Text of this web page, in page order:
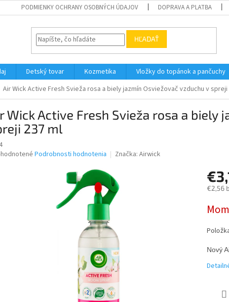
PODMIENKY OCHRANY OSOBNÝCH ÚDAJOV DOPRAVA A PLATBA
HĽADAŤ
Detský tovar Kozmetika Vložky do topánok a pančuchy
Air Wick Active Fresh Svieža rosa a biely jazmín Osviežovač vzduchu v spreji
Wick Active Fresh Svieža rosa a biely
237 ml
Podrobnosti hodnotenia Značka: Airwick
€2,56
cena:
Nový